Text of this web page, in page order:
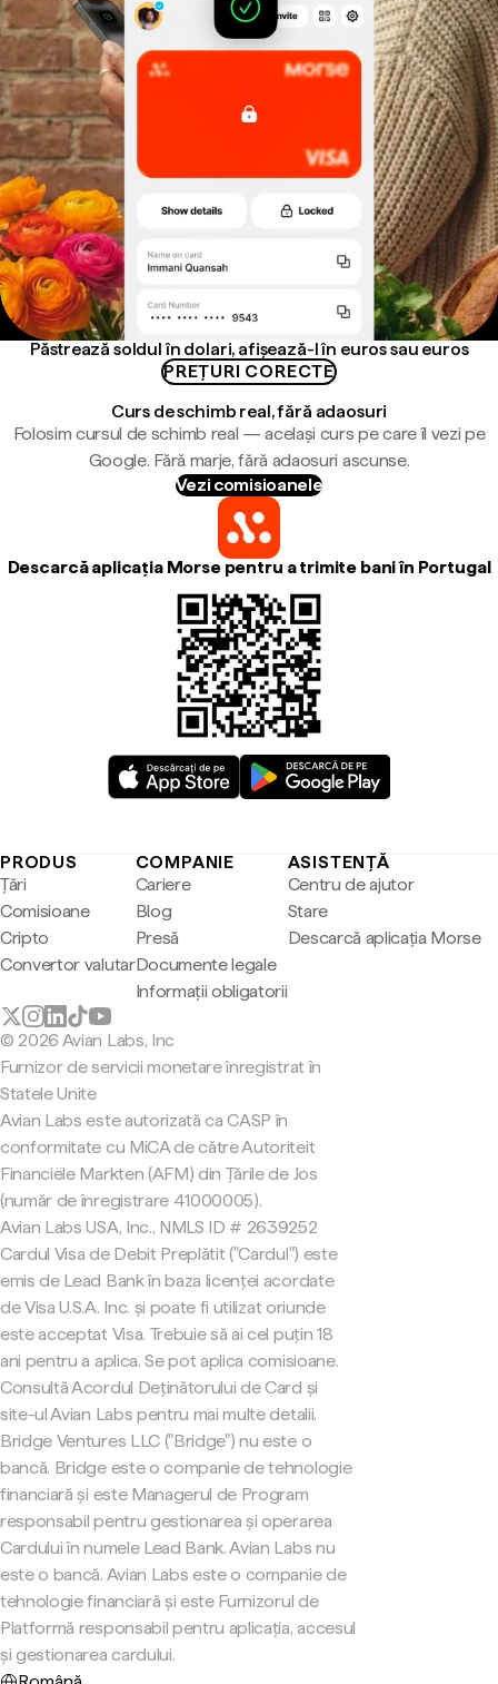
Păstrează soldul în dolari, afișează-l în euros sau euros
PREȚURI CORECTE
Curs de schimb real, fără adaosuri
Folosim cursul de schimb real — același curs pe care îl vezi pe
Google. Fără marje, fără adaosuri ascunse.
Vezi comisioanele
Descarcă aplicația Morse pentru a trimite bani în Portugal
PRODUS
Țări
Comisioane
Cripto
Convertor valutar
COMPANIE
Cariere
Blog
Presă
Documente legale
Informații obligatorii
ASISTENȚĂ
Centru de ajutor
Stare
Descarcă aplicația Morse
© 2026 Avian Labs, Inc
Furnizor de servicii monetare înregistrat în
Statele Unite
Avian Labs este autorizată ca CASP în
conformitate cu MiCA de către Autoriteit
Financiële Markten (AFM) din Țările de Jos
(număr de înregistrare 41000005).
Avian Labs USA, Inc., NMLS ID # 2639252
Cardul Visa de Debit Preplătit ("Cardul") este
emis de Lead Bank în baza licenței acordate
de Visa U.S.A. Inc. și poate fi utilizat oriunde
este acceptat Visa. Trebuie să ai cel puțin 18
ani pentru a aplica. Se pot aplica comisioane.
Consultă Acordul Deținătorului de Card și
site-ul Avian Labs pentru mai multe detalii.
Bridge Ventures LLC ("Bridge") nu este o
bancă. Bridge este o companie de tehnologie
financiară și este Managerul de Program
responsabil pentru gestionarea și operarea
Cardului în numele Lead Bank. Avian Labs nu
este o bancă. Avian Labs este o companie de
tehnologie financiară și este Furnizorul de
Platformă responsabil pentru aplicația, accesul
și gestionarea cardului.